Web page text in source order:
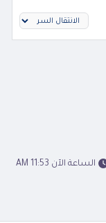
الساعة الآن 11:53 AM